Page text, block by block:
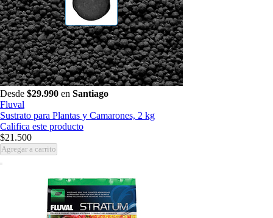
Desde $29.990 en Santiago
Fluval
Sustrato para Plantas y Camarones, 2 kg
Califica este producto
$21.500
Agregar a carrito